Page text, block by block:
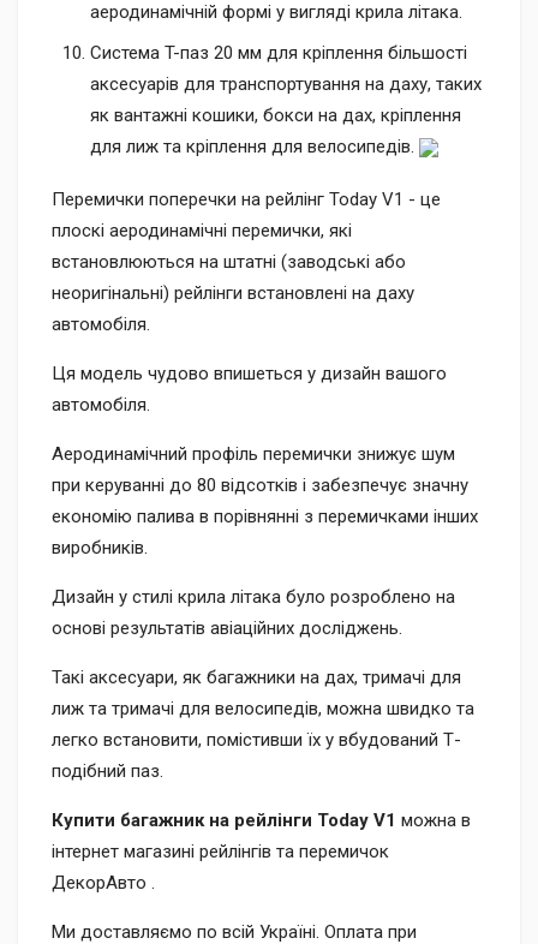
аеродинамічній формі у вигляді крила літака.
Система T-паз 20 мм для кріплення більшості
аксесуарів для транспортування на даху, таких
як вантажні кошики, бокси на дах, кріплення
для лиж та кріплення для велосипедів.
Перемички поперечки на рейлінг Today V1 - це
плоскі аеродинамічні перемички, які
встановлюються на штатні (заводські або
неоригінальні) рейлінги встановлені на даху
автомобіля.
Ця модель чудово впишеться у дизайн вашого
автомобіля.
Аеродинамічний профіль перемички знижує шум
при керуванні до 80 відсотків і забезпечує значну
економію палива в порівнянні з перемичками інших
виробників.
Дизайн у стилі крила літака було розроблено на
основі результатів авіаційних досліджень.
Такі аксесуари, як багажники на дах, тримачі для
лиж та тримачі для велосипедів, можна швидко та
легко встановити, помістивши їх у вбудований Т-
подібний паз.
Купити багажник на рейлінги Today V1 можна в
інтернет магазині рейлінгів та перемичок
ДекорАвто .
Ми доставляємо по всій Україні. Оплата при